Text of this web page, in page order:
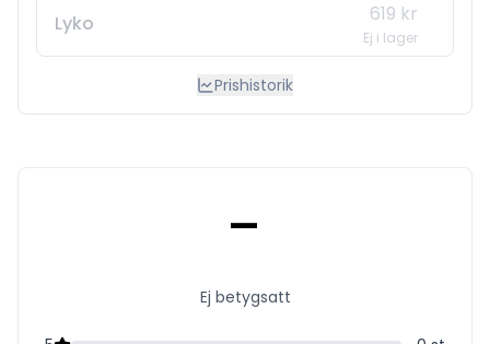
Lyko 619 kr
Ej i lager
Prishistorik
-
Ej betygsatt